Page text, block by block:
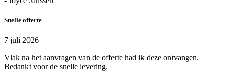
Snelle offerte
7 juli 2026
Vlak na het aanvragen van de offerte had ik deze ontvangen.
Bedankt voor de snelle levering.